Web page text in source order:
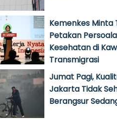
Kemenkes Minta
Petakan
Kesehatan di
Transmigrasi
Jumat Pagi,
Jakarta Tidak
Berangsur